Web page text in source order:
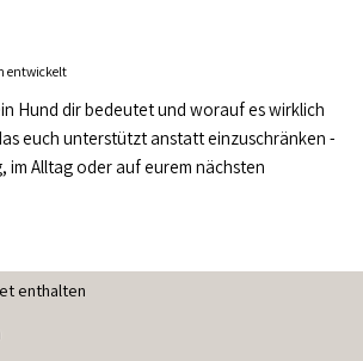
entwickelt
Hund dir bedeutet und worauf es wirklich
euch unterstützt anstatt einzuschränken -
im Alltag oder auf eurem nächsten
enthalten